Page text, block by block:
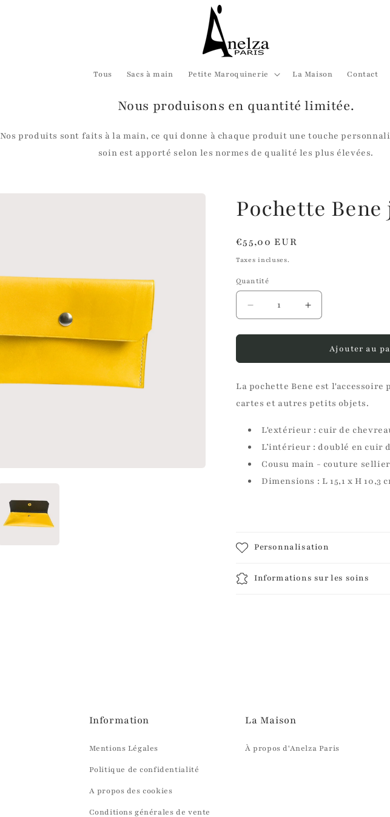
Tous Sacs à main Petite Maroquinerie La Maison Contact
Nous produisons en quantité limitée.
Nos produits sont faits à la main, ce qui donne à chaque produit une touche
soin est apporté selon les normes de qualité les plus élevées.
Pochette Bene
Prix
habituel
€55,00 EUR
Taxes incluses.
Quantité
Réduire
la
quantité
Pochette
jaune
Augmenter
la
quantité
Pochette
jaune
Ajouter au
La pochette Bene est
cartes et autres petits objets.
L'extérieur : cuir de
L’intérieur : doublé en cuir
Cousu main - couture sellier
Dimensions : L 15,1 x H 10,3
Personnalisation
Informations sur les soins
Information
Mentions Légales
Politique de confidentialité
A propos des cookies
Conditions générales de vente
La Maison
À propos d'Anelza Paris